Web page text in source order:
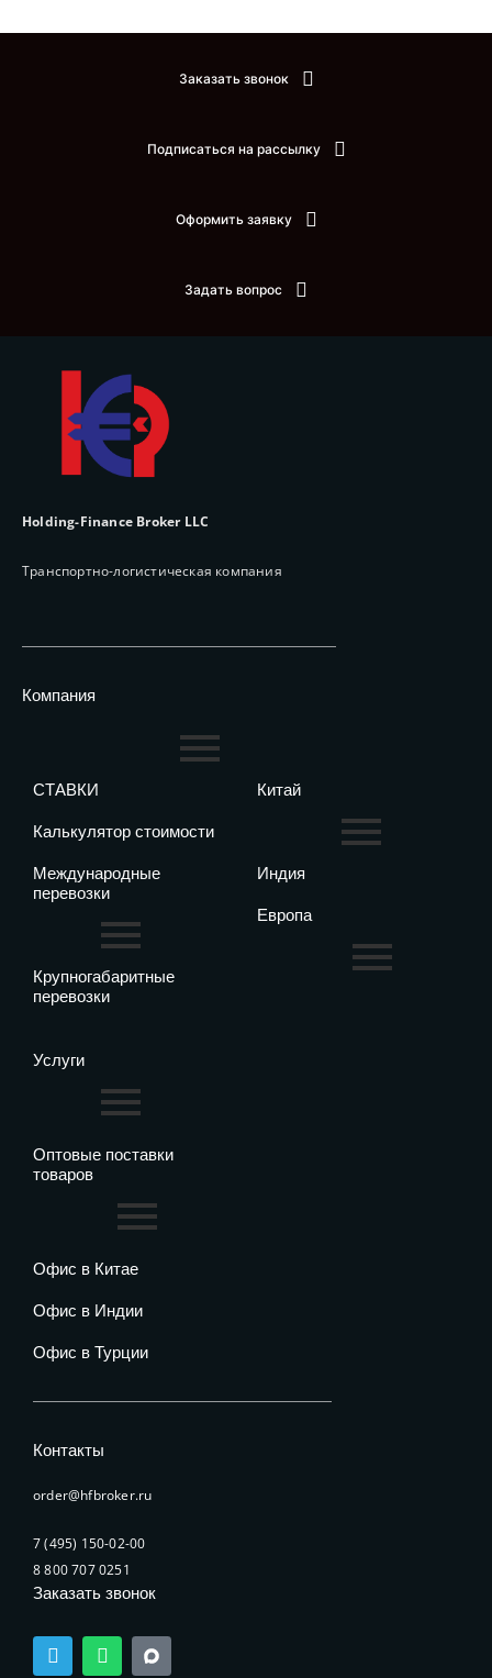
Заказать звонок
Подписаться на рассылку
Оформить заявку
Задать вопрос
Holding-Finance Broker LLC
Транспортно-логистическая компания
Компания
СТАВКИ
Калькулятор стоимости
Международные
перевозки
Крупногабаритные
перевозки
Китай
Индия
Европа
Услуги
Оптовые поставки
товаров
Офис в Китае
Офис в Индии
Офис в Турции
Контакты
order@hfbroker.ru
7 (495) 150-02-00
8 800 707 0251
Заказать звонок
T
e
W
h